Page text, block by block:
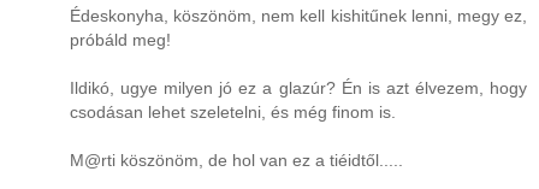
Édeskonyha, köszönöm, nem kell kishitűnek lenni, megy ez,
próbáld meg!
Ildikó, ugye milyen jó ez a glazúr? Én is azt élvezem, hogy
csodásan lehet szeletelni, és még finom is.
M@rti köszönöm, de hol van ez a tiéidtől.....